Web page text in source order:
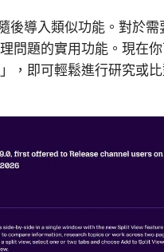
後導入類似功能。對於需
問題的實用功能。現在
，即可輕鬆進行研究或